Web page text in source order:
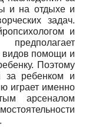
и на отдыхе и
задач.
и
ви­дов помощи и
Поэтому
за ре­бенком и
играет именно
арсеналом